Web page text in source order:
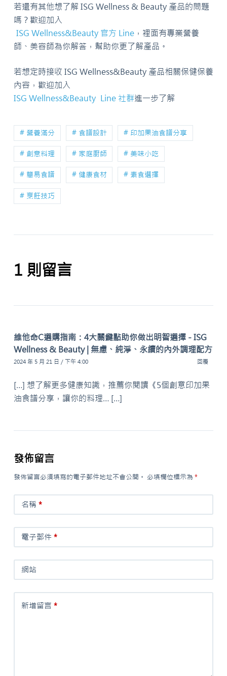
若還有其他想了解 ISG Wellness & Beauty 產品的問題
嗎？歡迎加入
ISG Wellness&Beauty 官方 Line，裡面有專業營養
師、美容師為你解答，幫助你更了解產品。
若想定時接收 ISG Wellness&Beauty 產品相關保健保養
內容，歡迎加入
ISG Wellness&Beauty Line 社群進一步了解
# 營養滿分 # 食譜設計 # 印加果油食譜分享
# 創意料理 # 家庭廚師 # 美味小吃
# 簡易食譜 # 健康食材 # 素食選擇
# 烹飪技巧
1 則留言
維他命C選購指南：4大關鍵點助你做出明智選擇 - ISG
Wellness & Beauty | 無慮、純淨、永續的內外調理配方
2024 年 5 月 21 日 / 下午 4:00 回覆
[…] 想了解更多健康知識，推薦你閱讀《5個創意印加果
油食譜分享，讓你的料理… […]
發佈留言
發佈留言必須填寫的電子郵件地址不會公開。 必填欄位標示為 *
名稱 *
電子郵件*
網站
新增留言 *